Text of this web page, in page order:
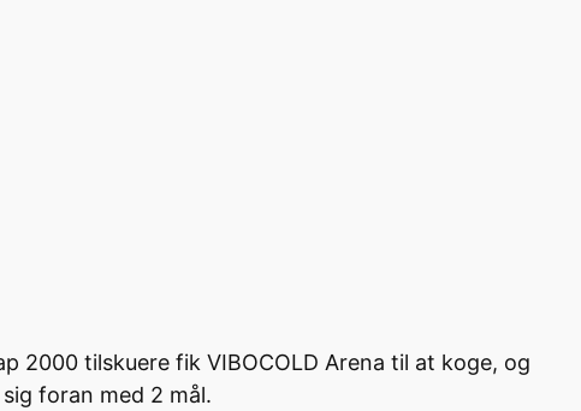
2000 tilskuere fik VIBOCOLD Arena til at koge, og
foran med 2 mål.